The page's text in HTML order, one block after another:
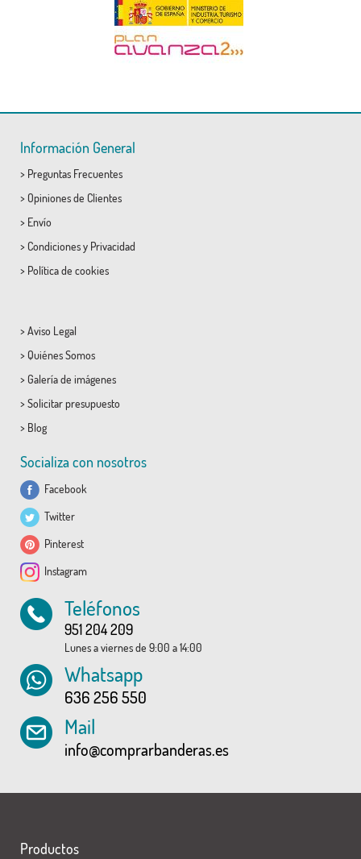
Información General
> Preguntas Frecuentes
> Opiniones de Clientes
> Envío
> Condicionesy Privacidad
> Política de cookies
> Aviso Legal
> Quiénes Somos
> Galería de imágenes
> Solicitar presupuesto
> Blog
Socializa con nosotros
Facebook
Twitter
Pinterest
Instagram
Teléfonos
951 204 209
Lunes a viernes de 9:00 a 14:00
Whatsapp
636 256 550
Mail
info@comprarbanderas.es
Productos